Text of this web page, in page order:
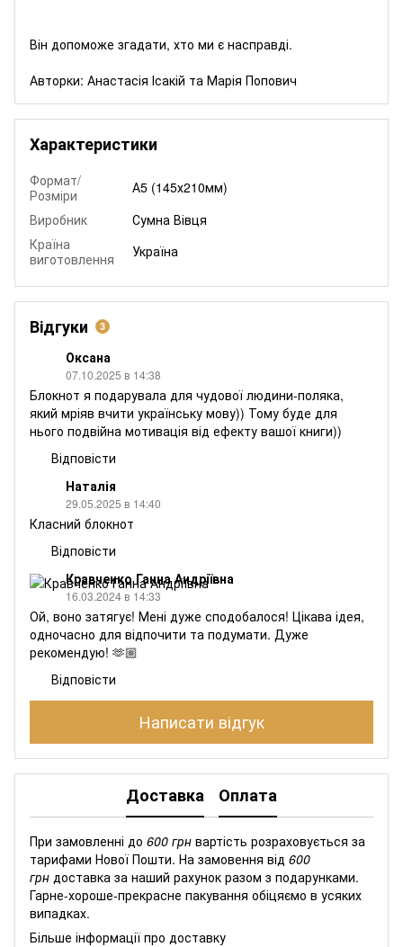
Він допоможе згадати, хто ми є насправді.
Авторки: Анастасія Ісакій та Марія Попович
Характеристики
Формат/
Розміри
А5 (145х210мм)
Виробник
Сумна Вівця
Країна
виготовлення
Україна
Відгуки 3
Оксана
07.10.2025 в 14:38
Блокнот я подарувала для чудової людини-поляка,
який мріяв вчити українську мову)) Тому буде для
нього подвійна мотивація від ефекту вашої книги))
Відповісти
Наталія
29.05.2025 в 14:40
Класний блокнот
Відповісти
Кравченко Ганна Андріївна
16.03.2024 в 14:33
Ой, воно затягує! Мені дуже сподобалося! Цікава ідея,
одночасно для відпочити та подумати. Дуже
рекомендую! 🫶🏼
Відповісти
Написати відгук
Доставка Оплата
При замовленні до 600 грн вартість розраховується за
тарифами Нової Пошти. На замовення від 600
грн доставка за наший рахунок разом з подарунками.
Гарне-хороше-прекрасне пакування обіцяємо в усяких
випадках.
Більше інформації про доставку